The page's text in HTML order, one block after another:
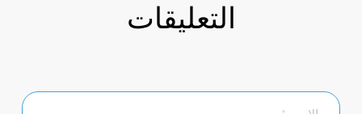
التعليقات